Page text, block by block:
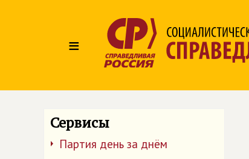
≡
Сервисы
Партия день за днём